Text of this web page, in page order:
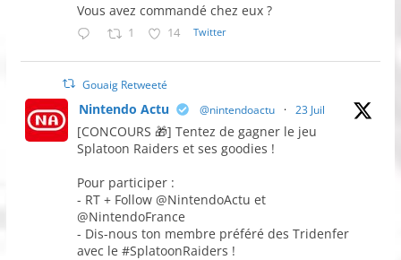
Vous avez commandé chez eux ?
1 14 Twitter
Gouaig Retweeté
Nintendo Actu @nintendoactu · 23 Juil
[CONCOURS 🎁] Tentez de gagner le jeu
Splatoon Raiders et ses goodies !
Pour participer :
- RT + Follow @NintendoActu et
@NintendoFrance
- Dis-nous ton membre préféré des Tridenfer
avec le #SplatoonRaiders !